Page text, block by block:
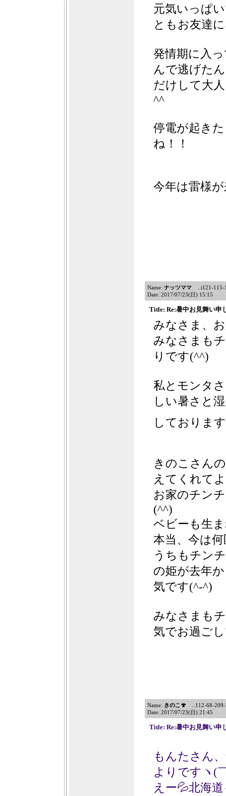
元気いっぱ
ともお友達
発情期に入
んで逃げた
だけして大
^^
停電が起き
ね！！
今年は雷様
Name: ナッツママ ..i121-115-
Date: 2017/07/23(日) 15:15
Title: Re:暑中お見舞い申
みなさま、
みなさまも
りです(^^)
私とモンタ
しい暑さと
しておりま
きのこさん
えてくれて
お家のチン
(^^)
ベビーも生
本当、今は
うちもチン
の姫が去年
気です(^-^)
みなさまも
気でお過ご
Name: きのこ🍄 ..112-68-209-
Date: 2017/07/23(日) 21:45
Title: Re:暑中お見舞い申
もんたさん
よりですヽ(
えー💦北海